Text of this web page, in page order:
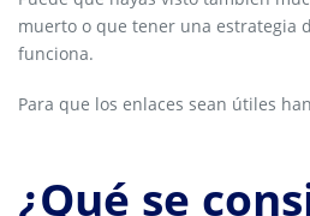
muerto o que tener una estrategia
funciona.
Para que los enlaces sean útiles
¿Qué se